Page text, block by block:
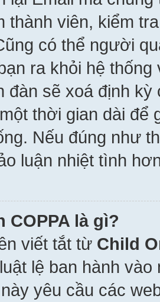
thành viên, kiểm
có thể người
ra khỏi hệ
đàn sẽ xoá định
thời gian dài
Nếu đúng như
luận nhiệt tình
COPPA là gì?
viết tắt từ Child
lệ ban hành
yêu cầu các